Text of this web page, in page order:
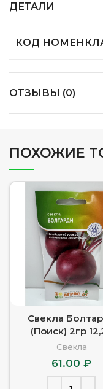
ДЕТАЛИ
КОД
ОТЗЫВЫ (0)
ПОХОЖИЕ
Свекла
(Поиск) 2гр
Свекла
61.00₽